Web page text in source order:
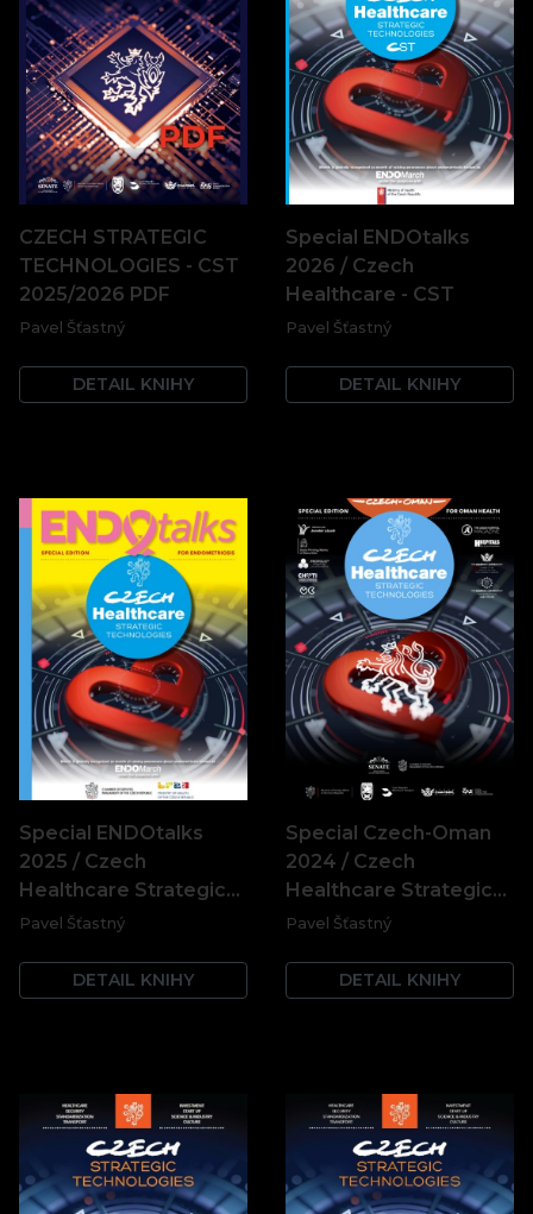
CZECH STRATEGIC
TECHNOLOGIES - CST
2025/2026 PDF
Pavel Šťastný
DETAIL KNIHY
Special ENDOtalks
2026 / Czech
Healthcare - CST
Pavel Šťastný
DETAIL KNIHY
Special ENDOtalks
2025 / Czech
Healthcare Strategic…
Pavel Šťastný
DETAIL KNIHY
Special Czech-Oman
2024 / Czech
Healthcare Strategic…
Pavel Šťastný
DETAIL KNIHY